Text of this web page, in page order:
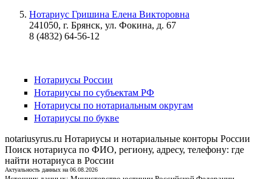
Нотариус Гришина Елена Викторовна
241050, г. Брянск, ул. Фокина, д. 67
8 (4832) 64-56-12
Нотариусы России
Нотариусы по субъектам РФ
Нотариусы по нотариальным округам
Нотариусы по букве
notariusyrus.ru Нотариусы и нотариальные конторы России
Поиск нотариуса по ФИО, региону, адресу, телефону: где
найти нотариуса в России
Актуальность данных на 06.08.2026